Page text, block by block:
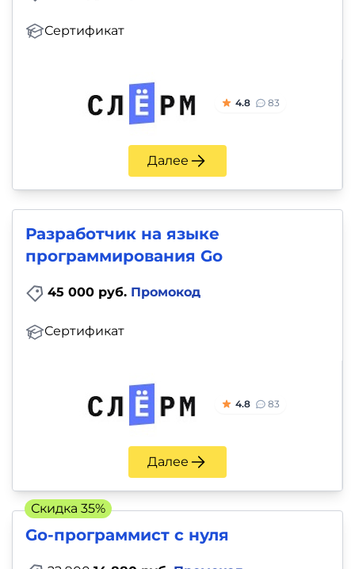
Сертификат
4.8 83
Далее
Разработчик на языке
программирования Go
45 000 руб. Промокод
Сертификат
4.8 83
Далее
Go-программист с нуля
Скидка 35%